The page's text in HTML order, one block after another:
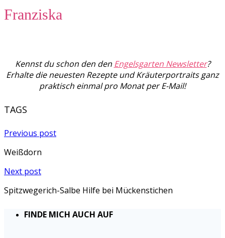
Franziska
Kennst du schon den den Engelsgarten Newsletter?
Erhalte die neuesten Rezepte und Kräuterportraits ganz
praktisch einmal pro Monat per E-Mail!
TAGS
Previous post
Weißdorn
Next post
Spitzwegerich-Salbe Hilfe bei Mückenstichen
FINDE MICH AUCH AUF